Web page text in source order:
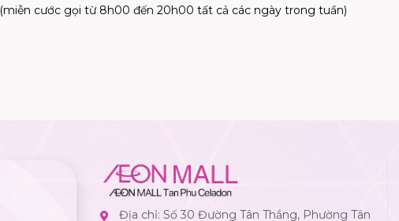
(miễn cước gọi từ 8h00 đến 20h00 tất cả các ngày trong tuần)
Địa chỉ: Số 30 Đường Tân Thắng, Phường Tân